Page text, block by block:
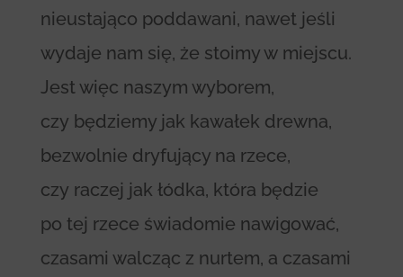
nieustająco poddawani, nawet jeśli
wydaje nam się, że stoimy w miejscu.
Jest więc naszym wyborem,
czy będziemy jak kawałek drewna,
bezwolnie dryfujący na rzece,
czy raczej jak łódka, która będzie
po tej rzece świadomie nawigować,
czasami walcząc z nurtem, a czasami